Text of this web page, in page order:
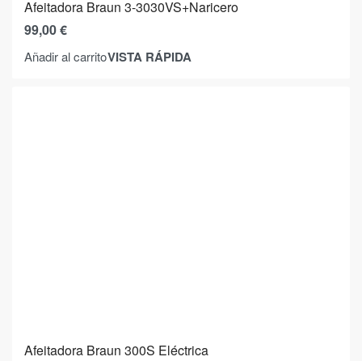
Afeitadora Braun 3-3030VS+Naricero
99,00€
Añadir al carritoVISTA RÁPIDA
Afeitadora Braun 300S Eléctrica